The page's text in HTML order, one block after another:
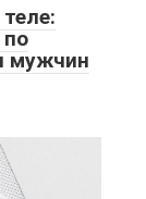
мужчин